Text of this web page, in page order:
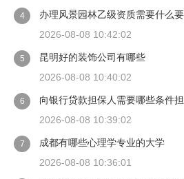
4
办理风景园林乙级资质需要什么
2026-08-08 10:42:02
5
昆明好的装饰公司有哪些
2026-08-08 10:40:02
6
向银行贷款担保人需要哪些条件
2026-08-08 10:39:02
7
成都有哪些心理学专业的大学
2026-08-08 10:36:01